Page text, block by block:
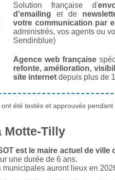
Solution française d'
d'emailing et de
votre communication par
administrés, vos agents ou
Sendinblue)
Agence web française
refonte, amélioration,
site internet depuis plus de
été testés et approuvés
Motte-Tilly
est le maire actuel de ville
une durée de 6 ans.
municipales auront lieux en